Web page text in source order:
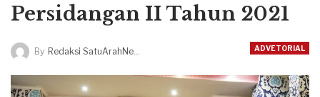
Persidangan II Tahun 2021
ADVETORIAL
By Redaksi SatuArahNews